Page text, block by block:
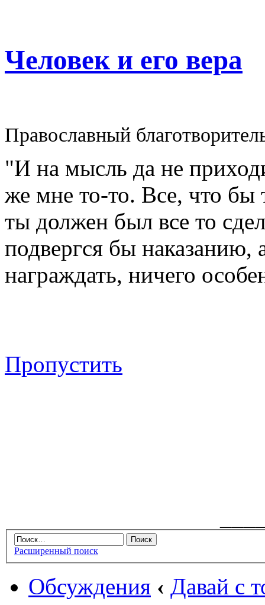
Человек и его вера
Православный
"И на мысль да не
же мне то-то. Все, что
ты должен был все то
подвергся бы наказанию,
награждать, ничего
Пропустить
Расширенный поиск
Обсуждения ‹ Давай с